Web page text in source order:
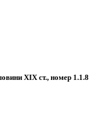
ХІХ ст., номер 1.1.8